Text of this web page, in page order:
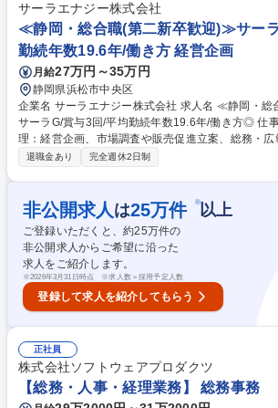
サーラエナジー株式会社
≪静岡・総合職(第二新卒歓迎)≫サー
勤続年数19.6年/働き方 経営企画
月給27万円～35万円
静岡県浜松市中央区
企業名 サーラエナジー株式会社 求人名 ≪静岡・総合職（第二新卒歓迎)≫
サーラG/賞与3回/平均勤続年数19.6年/働き方◎ 仕事の内容 (1)企画・管
理：経営企画、市場調査や販売促進立案、総務・
社業務 (2)家庭用営業：個人のお客様や住宅メーカ
ム等のニーズやライフスタイルに応じた提案営業
や大規模商業店舗など法人のお客様に対して省エネ
お客さまニーズに最適なエネルギーの提案営業 (4)
変動に応じた適切な送出圧力管理、導管やお客様の
管理、将来の需要増大に対応する導管や供給設備の
全・安心を守る ※変更の範囲：当社業務全般 募集職種 ≪静岡・総合職
（第二新卒歓迎)≫サーラG/賞与3回/平均勤続年数
退職金あり 完全週休2日制
非公開求人 は25万件 ※以上
ご登録いただくと、約25万件の
非公開求人からご希望に沿った
求人をご紹介します。
※2026年3月31日時点 ※求人数＝採用予定人数
登録して求人を紹介してもらう
正社員
株式会社ソフトウェアプロダクツ
【総務・人事・経理業務】 総務事務